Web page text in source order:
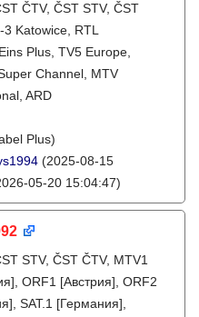
ČTV, ČST STV, ČST
Katowice, RTL
Plus, TV5 Europe,
Channel, MTV
ARD
Plus)
(2025-08-15
05-20 15:04:47)
STV, ČST ČTV, MTV1
ORF1 [Австрия], ORF2
SAT.1 [Германия],